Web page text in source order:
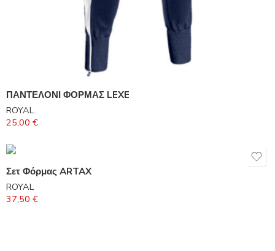
ΠΑΝΤΕΛΟΝΙ ΦΟΡΜΑΣ LEXE
ROYAL
25,00 €
Σετ Φόρμας ARTAX
ROYAL
37,50 €